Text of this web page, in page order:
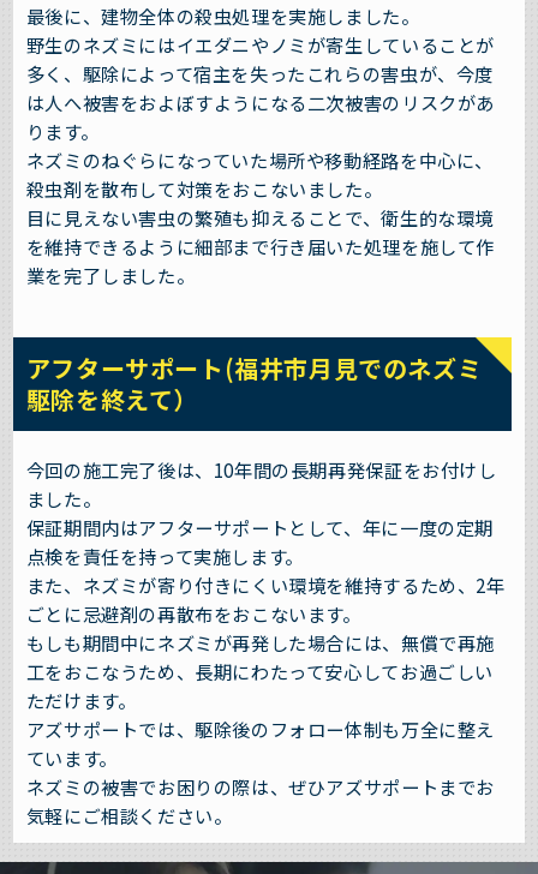
最後に、建物全体の殺虫処理を実施しました。
野生のネズミにはイエダニやノミが寄生していることが
多く、駆除によって宿主を失ったこれらの害虫が、今度
は人へ被害をおよぼすようになる二次被害のリスクがあ
ります。
ネズミのねぐらになっていた場所や移動経路を中心に、
殺虫剤を散布して対策をおこないました。
目に見えない害虫の繁殖も抑えることで、衛生的な環境
を維持できるように細部まで行き届いた処理を施して作
業を完了しました。
アフターサポート(福井市月見でのネズミ
駆除を終えて）
今回の施工完了後は、10年間の長期再発保証をお付けし
ました。
保証期間内はアフターサポートとして、年に一度の定期
点検を責任を持って実施します。
また、ネズミが寄り付きにくい環境を維持するため、2年
ごとに忌避剤の再散布をおこないます。
もしも期間中にネズミが再発した場合には、無償で再施
工をおこなうため、長期にわたって安心してお過ごしい
ただけます。
アズサポートでは、駆除後のフォロー体制も万全に整え
ています。
ネズミの被害でお困りの際は、ぜひアズサポートまでお
気軽にご相談ください。